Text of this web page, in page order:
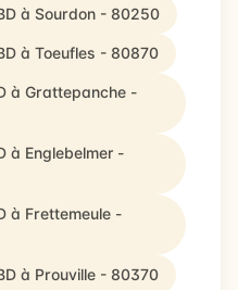
à Sourdon - 80250
à Toeufles - 80870
à Grattepanche -
à Englebelmer -
à Frettemeule -
à Prouville - 80370